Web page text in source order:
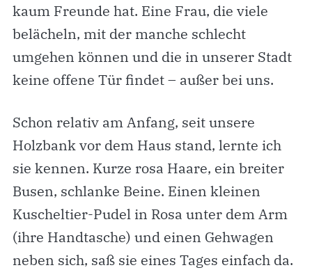
kaum Freunde hat. Eine Frau, die viele
belächeln, mit der manche schlecht
umgehen können und die in unserer Stadt
keine offene Tür findet – außer bei uns.
Schon relativ am Anfang, seit unsere
Holzbank vor dem Haus stand, lernte ich
sie kennen. Kurze rosa Haare, ein breiter
Busen, schlanke Beine. Einen kleinen
Kuscheltier-Pudel in Rosa unter dem Arm
(ihre Handtasche) und einen Gehwagen
neben sich, saß sie eines Tages einfach da.